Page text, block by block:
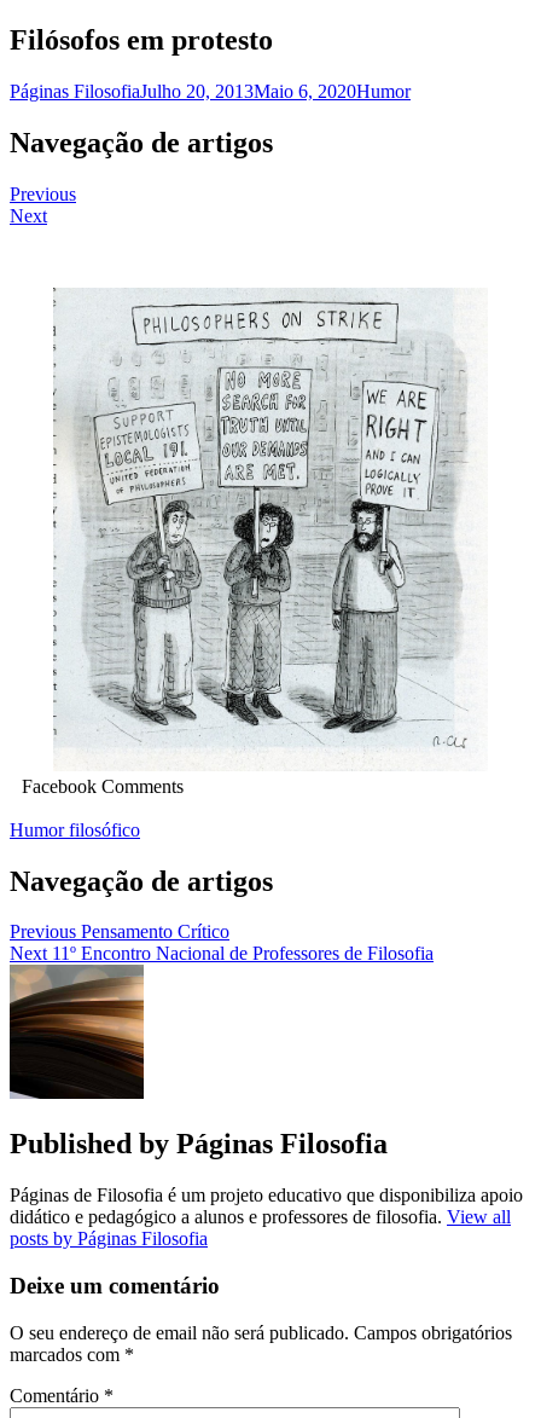
Filósofos em protesto
Páginas FilosofiaJulho 20, 2013Maio 6, 2020Humor
Navegação de artigos
Previous
Next
Facebook Comments
Humor filosófico
Navegação de artigos
Previous Pensamento Crítico
Next 11º Encontro Nacional de Professores de Filosofia
Published by Páginas Filosofia
Páginas de Filosofia é um projeto educativo que disponibiliza apoio
didático e pedagógico a alunos e professores de filosofia. View all
posts by Páginas Filosofia
Deixe um comentário
O seu endereço de email não será publicado. Campos obrigatórios
marcados com *
Comentário *